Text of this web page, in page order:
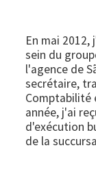
En mai
sein du
l'agence de
secrétaire,
Comptabilité
année, j'ai
d'exécution
de la